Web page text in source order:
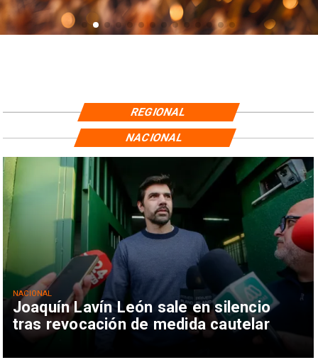
REGIONAL
Joaquín Lavín León sale en silencio
tras revocación de medida cautelar
NACIONAL
NACIONAL